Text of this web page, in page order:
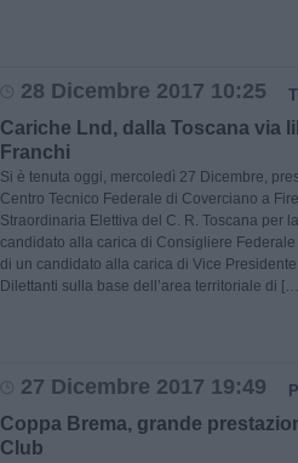
28 Dicembre 2017 10:25
Cariche Lnd, dalla Toscana via
Franchi
Si è tenuta oggi, mercoledì 27 Dicembre,
Centro Tecnico Federale di Coverciano a
Straordinaria Elettiva del C. R. Toscana per
candidato alla carica di Consigliere
di un candidato alla carica di Vice
Dilettanti sulla base dell’area territoriale di
27 Dicembre 2017 19:49
Coppa Brema, grande
Club